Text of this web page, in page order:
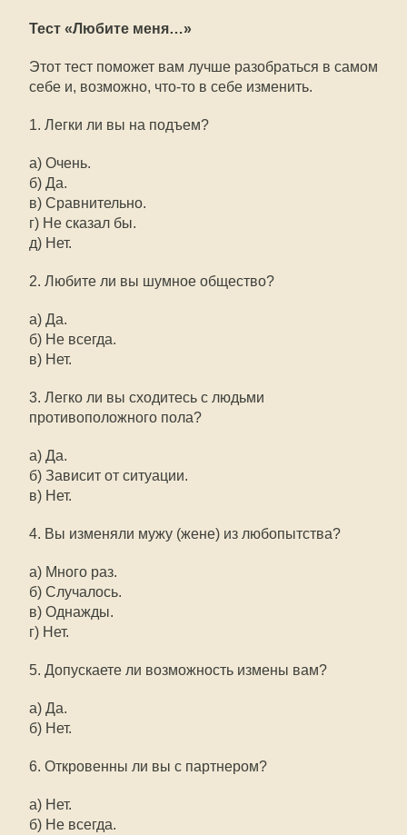
Тест «Любите меня…»
Этот тест поможет вам лучше разобраться в самом
себе и, возможно, что-то в себе изменить.
1. Легки ли вы на подъем?
а) Очень.
б) Да.
в) Сравнительно.
г) Не сказал бы.
д) Нет.
2. Любите ли вы шумное общество?
а) Да.
б) Не всегда.
в) Нет.
3. Легко ли вы сходитесь с людьми
противоположного пола?
а) Да.
б) Зависит от ситуации.
в) Нет.
4. Вы изменяли мужу (жене) из любопытства?
а) Много раз.
б) Случалось.
в) Однажды.
г) Нет.
5. Допускаете ли возможность измены вам?
а) Да.
б) Нет.
6. Откровенны ли вы с партнером?
а) Нет.
б) Не всегда.